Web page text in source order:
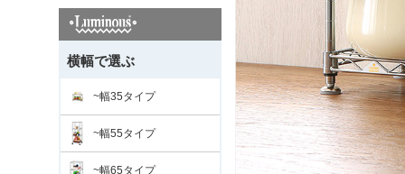
横幅で選ぶ
~幅35タイプ
~幅55タイプ
~幅65タイプ